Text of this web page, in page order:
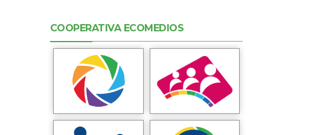
COOPERATIVA ECOMEDIOS